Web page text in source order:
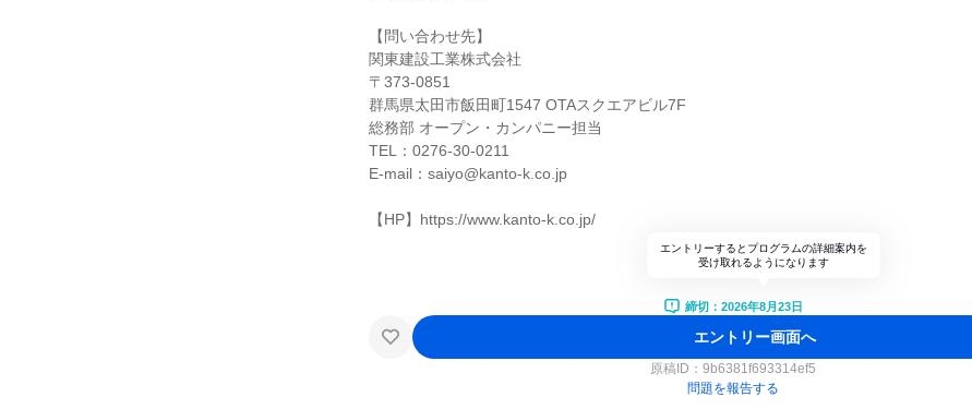
【問い合わせ先】
関東建設工業株式会社
〒373-0851
群馬県太田市飯田町1547 OTAスクエアビル7F
総務部 オープン・カンパニー担当
TEL：0276-30-0211
E-mail：saiyo@kanto-k.co.jp
【HP】https://www.kanto-k.co.jp/
エントリーするとプログラムの詳細案内を
受け取れるようになります
締切：2026年8月23日
エントリー画面へ
原稿ID： 9b6381f693314ef5
問題を報告する